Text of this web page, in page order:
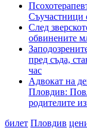
Съучастници
След
обвинените
пред съда,
час
Адвокат на
Пловдив:
родителите
билет Пловдив